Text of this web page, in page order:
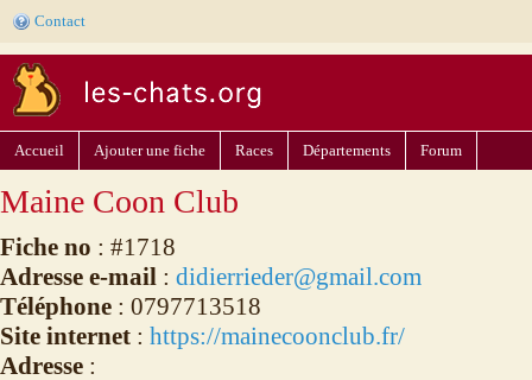
Contact
Accueil Ajouter une fiche Races Départements Forum
Maine Coon Club
Fiche no : #1718
Adresse e-mail : didierrieder@gmail.com
Téléphone : 0797713518
Site internet : https://mainecoonclub.fr/
Adresse :